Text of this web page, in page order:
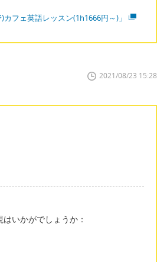
カフェ英語レッスン(1h1666円～)」
2021/08/23 15:28
いかがでしょうか：